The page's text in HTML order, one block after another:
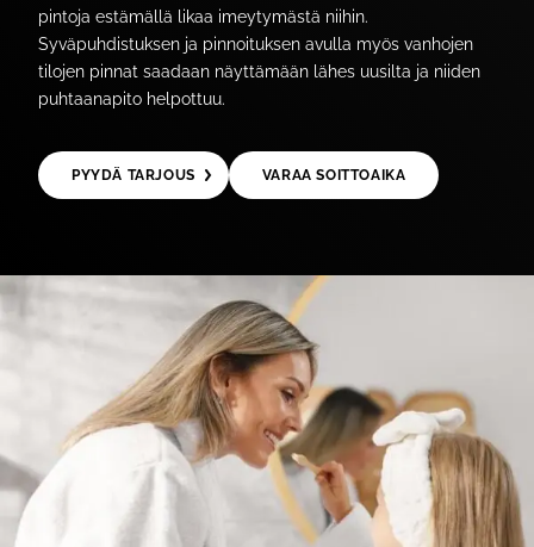
pintoja estämällä likaa imeytymästä niihin.
Syväpuhdistuksen ja pinnoituksen avulla myös vanhojen
tilojen pinnat saadaan näyttämään lähes uusilta ja niiden
puhtaanapito helpottuu.
PYYDÄ TARJOUS VARAA SOITTOAIKA